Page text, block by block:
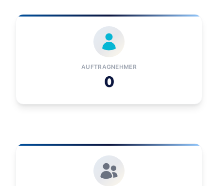
AUFTRAGNEHMER
0